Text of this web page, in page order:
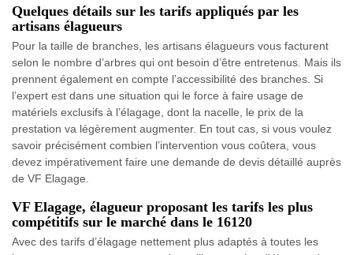
Quelques détails sur les tarifs appliqués par les
artisans élagueurs
Pour la taille de branches, les artisans élagueurs vous facturent
selon le nombre d’arbres qui ont besoin d’être entretenus. Mais ils
prennent également en compte l’accessibilité des branches. Si
l’expert est dans une situation qui le force à faire usage de
matériels exclusifs à l’élagage, dont la nacelle, le prix de la
prestation va légèrement augmenter. En tout cas, si vous voulez
savoir précisément combien l’intervention vous coûtera, vous
devez impérativement faire une demande de devis détaillé auprès
de VF Elagage.
VF Elagage, élagueur proposant les tarifs les plus
compétitifs sur le marché dans le 16120
Avec des tarifs d’élagage nettement plus adaptés à toutes les